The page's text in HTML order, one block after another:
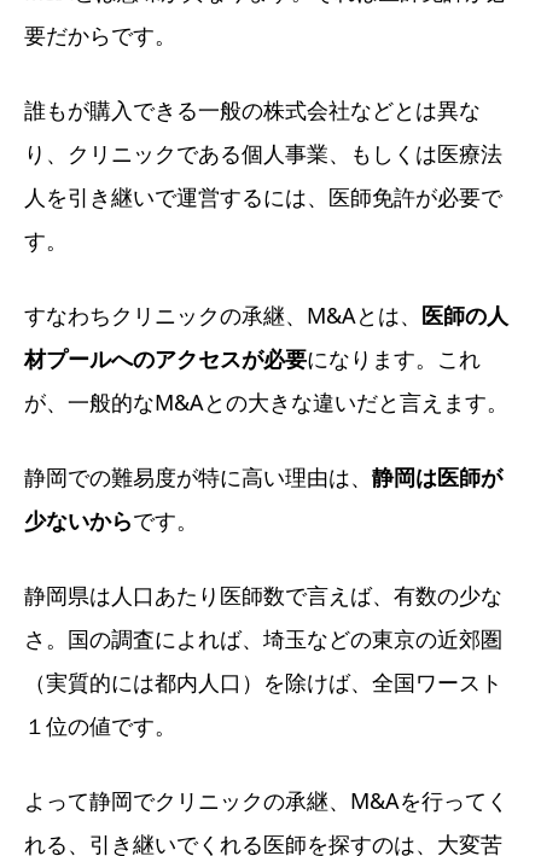
要だからです。
誰もが購入できる一般の株式会社などとは異な
り、クリニックである個人事業、もしくは医療法
人を引き継いで運営するには、医師免許が必要で
す。
すなわちクリニックの承継、M&Aとは、 医師の人
材プールへのアクセスが必要になります。これ
が、一般的なM&Aとの大きな違いだと言えます。
静岡での難易度が特に高い理由は、 静岡は医師が
少ないからです。
静岡県は人口あたり医師数で言えば、有数の少な
さ。国の調査によれば、埼玉などの東京の近郊圏
（実質的には都内人口）を除けば、全国ワースト
１位の値です。
よって静岡でクリニックの承継、M&Aを行ってく
れる、引き継いでくれる医師を探すのは、大変苦